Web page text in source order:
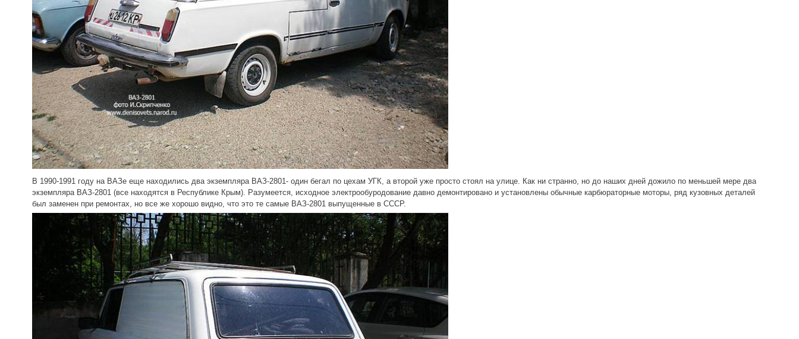
В 1990-1991 году на ВАЗе еще находились два экземпляра ВАЗ-2801- один бегал по цехам УГК, а второй уже просто стоял на улице. Как ни странно, но до наших дней дожило по меньшей мере два
экземпляра ВАЗ-2801 (все находятся в Республике Крым). Разумеется, исходное электрообуродование давно демонтировано и установлены обычные карбюраторные моторы, ряд кузовных деталей
был заменен при ремонтах, но все же хорошо видно, что это те самые ВАЗ-2801 выпущенные в СССР.